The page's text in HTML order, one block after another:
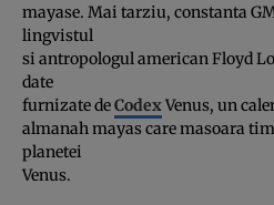
mayase. Mai tarziu, constanta
lingvistul
si antropologul american Floyd
date
furnizate deCodexVenus, un
almanah mayas care masoara
planetei
Venus.